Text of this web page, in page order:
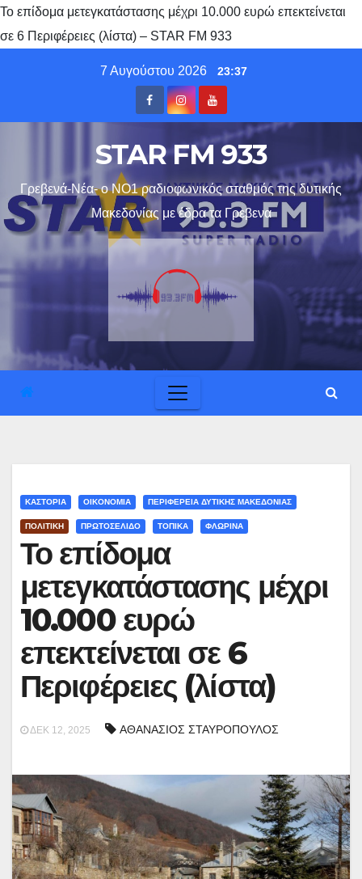
Το επίδομα μετεγκατάστασης μέχρι 10.000 ευρώ επεκτείνεται
σε 6 Περιφέρειες (λίστα) – STAR FM 933
7 Αυγούστου 2026 23:37
STAR FM 933
Γρεβενά-Νέα- ο ΝΟ1 ραδιοφωνικός σταθμός της δυτικής
Μακεδονίας με έδρα τα Γρεβενα
ΚΑΣΤΟΡΙΑ ΟΙΚΟΝΟΜΙΑ ΠΕΡΙΦΕΡΕΙΑ ΔΥΤΙΚΗΣ ΜΑΚΕΔΟΝΙΑΣ
ΠΟΛΙΤΙΚΗ ΠΡΩΤΟΣΕΛΙΔΟ ΤΟΠΙΚΑ ΦΛΩΡΙΝΑ
Το επίδομα
μετεγκατάστασης μέχρι
10.000 ευρώ
επεκτείνεται σε 6
Περιφέρειες (λίστα)
ΔΕΚ 12, 2025 ΑΘΑΝΑΣΙΟΣ ΣΤΑΥΡΟΠΟΥΛΟΣ